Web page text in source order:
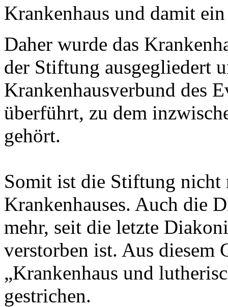
Krankenhaus und damit
Daher wurde das
der Stiftung ausgegliedert
Krankenhausverbund des
überführt, zu dem
gehört.
Somit ist die Stiftung nicht
Krankenhauses. Auch die
mehr, seit die letzte
verstorben ist. Aus diesem
„Krankenhaus und
gestrichen.